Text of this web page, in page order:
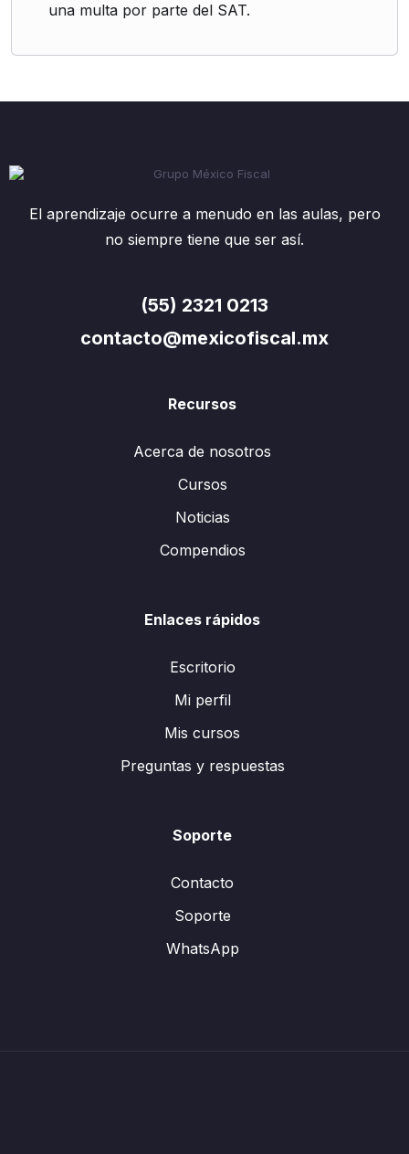
una multa por parte del SAT.
El aprendizaje ocurre a menudo en las aulas, pero
no siempre tiene que ser así.
(55) 2321 0213
contacto@mexicofiscal.mx
Recursos
Acerca de nosotros
Cursos
Noticias
Compendios
Enlaces rápidos
Escritorio
Mi perfil
Mis cursos
Preguntas y respuestas
Soporte
Contacto
Soporte
WhatsApp